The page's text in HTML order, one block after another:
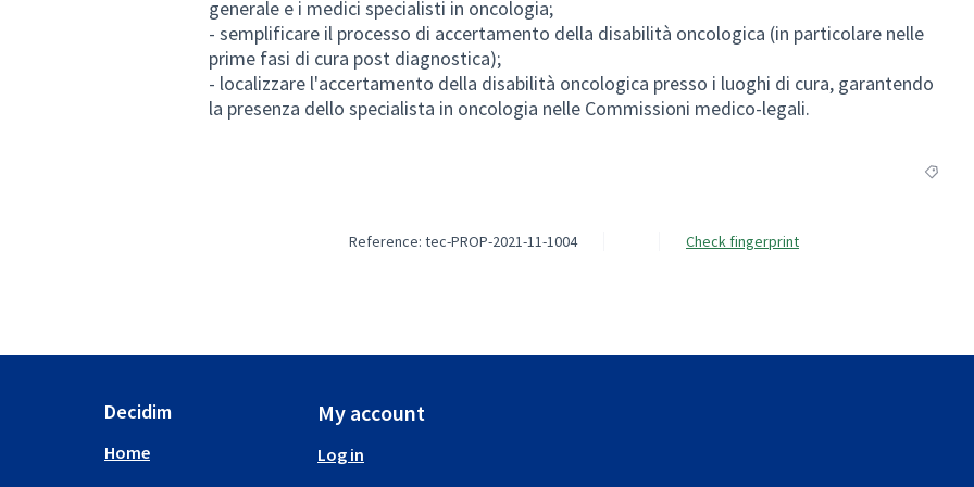
generale e i medici specialisti in oncologia;
- semplificare il processo di accertamento della disabilità oncologica (in particolare nelle
prime fasi di cura post diagnostica);
- localizzare l'accertamento della disabilità oncologica presso i luoghi di cura, garantendo
la presenza dello specialista in oncologia nelle Commissioni medico-legali.
Filter
Reference: tec-PROP-2021-11-1004 Check fingerprint
Decidim
Home
My account
Log in